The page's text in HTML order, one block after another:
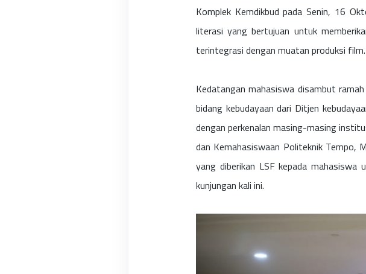
Komplek Kemdikbud pada Senin, 16
literasi yang bertujuan untuk
terintegrasi dengan muatan produksi film.
Kedatangan mahasiswa disambut
bidang kebudayaan dari Ditjen
dengan perkenalan masing-masing
dan Kemahasiswaan Politeknik Tempo,
yang diberikan LSF kepada
kunjungan kali ini.